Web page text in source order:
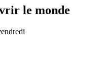
le monde